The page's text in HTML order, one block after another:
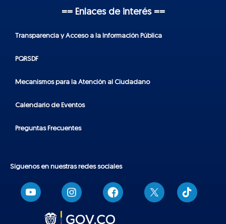
== Enlaces de interés ==
Transparencia y Acceso a la Información Pública
PQRSDF
Mecanismos para la Atención al Ciudadano
Calendario de Eventos
Preguntas Frecuentes
Síguenos en nuestras redes sociales
T
i
k